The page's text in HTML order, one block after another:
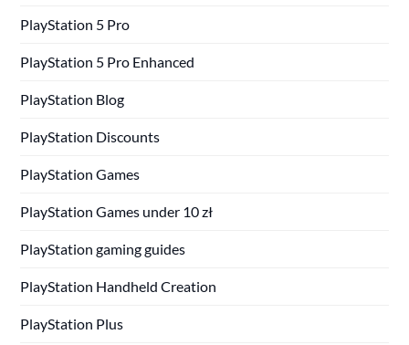
PlayStation 5 Pro
PlayStation 5 Pro Enhanced
PlayStation Blog
PlayStation Discounts
PlayStation Games
PlayStation Games under 10 zł
PlayStation gaming guides
PlayStation Handheld Creation
PlayStation Plus